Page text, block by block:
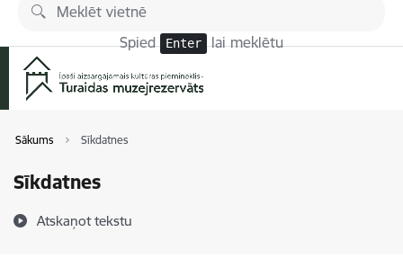
Pāriet uz lapas saturu
Spied Enter lai meklētu
Sākums Sīkdatnes
Sīkdatnes
Atskaņot tekstu